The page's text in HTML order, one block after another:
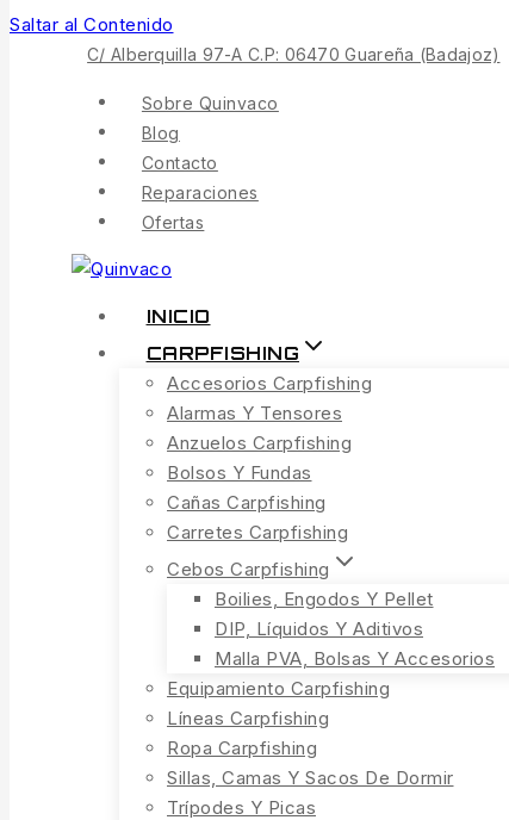
Saltar al Contenido
C/ Alberquilla 97-A C.P: 06470 Guareña (Badajoz)
Sobre Quinvaco
Blog
Contacto
Reparaciones
Ofertas
INICIO
CARPFISHING
Accesorios Carpfishing
Alarmas Y Tensores
Anzuelos Carpfishing
Bolsos Y Fundas
Cañas Carpfishing
Carretes Carpfishing
Cebos Carpfishing
Boilies, Engodos Y Pellet
DIP, Líquidos Y Aditivos
Malla PVA, Bolsas Y Accesorios
Equipamiento Carpfishing
Líneas Carpfishing
Ropa Carpfishing
Sillas, Camas Y Sacos De Dormir
Trípodes Y Picas